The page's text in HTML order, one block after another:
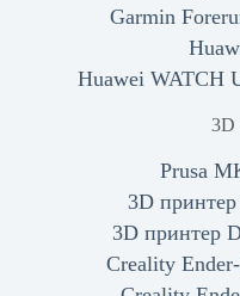
Garmin
Huawei WATCH
3D
Prusa
3D
3D принтер
Creality